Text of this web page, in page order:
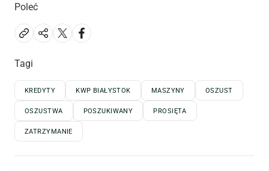
Poleć
Tagi
KREDYTY KWP BIAŁYSTOK MASZYNY OSZUST
OSZUSTWA POSZUKIWANY PROSIĘTA
ZATRZYMANIE